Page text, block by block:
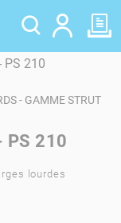
- GAMME STRUT
PS 210
lourdes